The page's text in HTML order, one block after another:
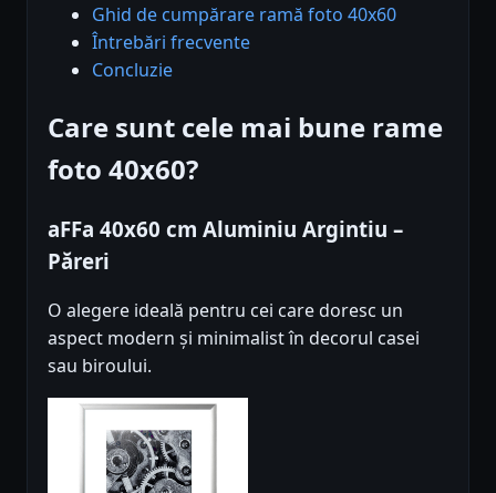
Ghid de cumpărare ramă foto 40x60
Întrebări frecvente
Concluzie
Care sunt cele mai bune rame
foto 40x60?
aFFa 40x60 cm Aluminiu Argintiu –
Păreri
O alegere ideală pentru cei care doresc un
aspect modern și minimalist în decorul casei
sau biroului.